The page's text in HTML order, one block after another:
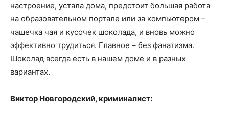
настроение, устала дома, предстоит большая работа
на образовательном портале или за компьютером –
чашечка чая и кусочек шоколада, и вновь можно
эффективно трудиться. Главное – без фанатизма.
Шоколад всегда есть в нашем доме и в разных
вариантах.
Виктор Новгородский, криминалист: